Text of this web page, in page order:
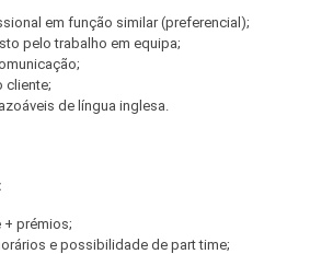
em função similar (preferencial);
pelo trabalho em equipa;
cliente;
de língua inglesa.
+ prémios;
e possibilidade de part time;